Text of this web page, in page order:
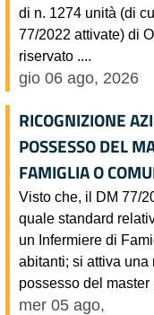
di n. 1274 unità (di
77/2022 attivate) di
riservato ....
gio 06 ago, 2026
RICOGNIZIONE
POSSESSO DEL
FAMIGLIA O
Visto che, il DM 77/
quale standard
un Infermiere di
abitanti; si attiva
possesso del master
mer 05 ago,